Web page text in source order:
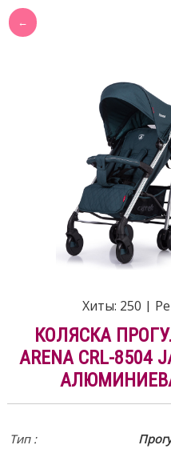
Хиты: 250 |
КОЛЯСКА
ARENA CRL-8504
Тип :